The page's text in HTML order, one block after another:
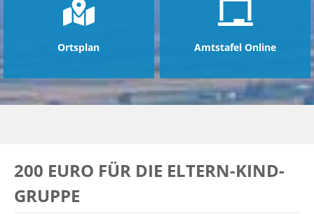
Ortsplan Amtstafel Online
200 EURO FÜR DIE ELTERN-KIND-
GRUPPE